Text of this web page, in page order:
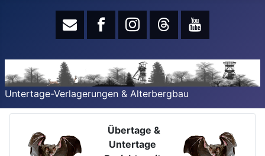
Untertage-Verlagerungen & Alterbergbau
Übertage &
Untertage